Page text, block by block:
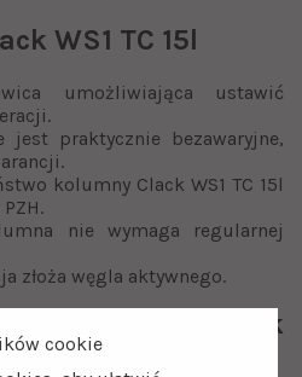
WS1 TC 15l
umożliwiająca ustawić
jest praktycznie bezawaryjne,
kolumny Clack WS1 TC 15l
nie wymaga regularnej
złoża węgla aktywnego.
węglowa Clack
cookie